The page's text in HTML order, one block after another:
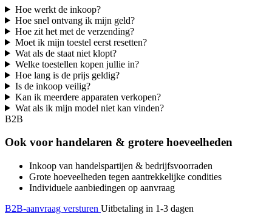
Hoe werkt de inkoop?
Hoe snel ontvang ik mijn geld?
Hoe zit het met de verzending?
Moet ik mijn toestel eerst resetten?
Wat als de staat niet klopt?
Welke toestellen kopen jullie in?
Hoe lang is de prijs geldig?
Is de inkoop veilig?
Kan ik meerdere apparaten verkopen?
Wat als ik mijn model niet kan vinden?
B2B
Ook voor handelaren & grotere hoeveelheden
Inkoop van handelspartijen & bedrijfsvoorraden
Grote hoeveelheden tegen aantrekkelijke condities
Individuele aanbiedingen op aanvraag
B2B-aanvraag versturen Uitbetaling in 1-3 dagen